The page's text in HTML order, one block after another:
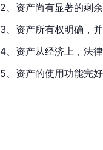
2、资产尚有显著的剩
3、资产所有权明确，
4、资产从经济上，法
5、资产的使用功能完